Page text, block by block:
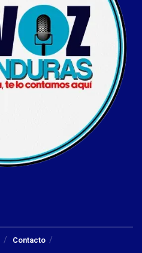
Contacto